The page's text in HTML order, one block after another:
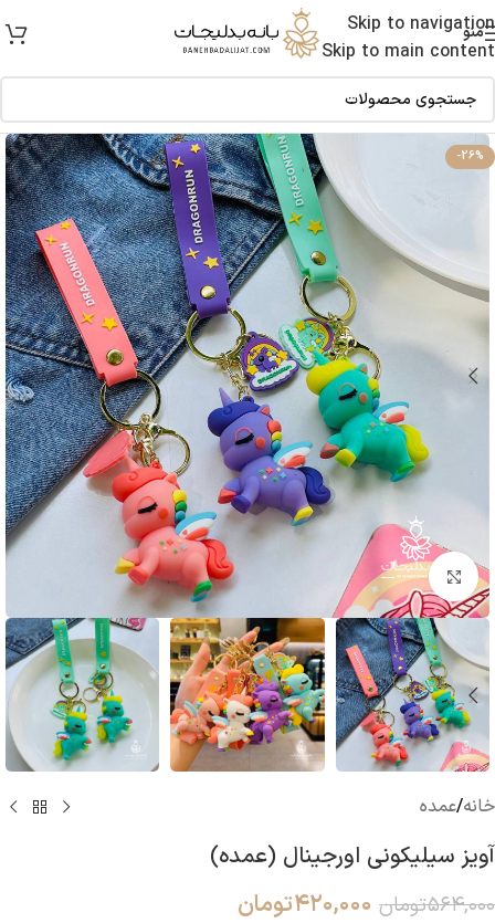
Skip to navigation
Skip to main content
منو
-26%
بزرگنمایی تصویر
خانه/عمده
آویز سیلیکونی اورجینال (عمده)
۵۶۴,۰۰۰تومان ۴۲۰,۰۰۰تومان